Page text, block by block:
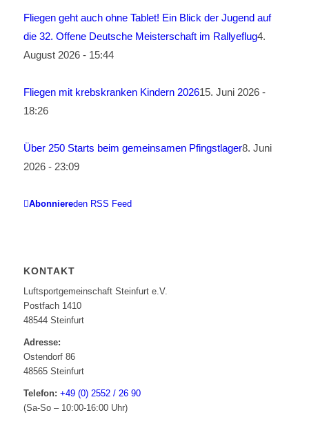
Fliegen geht auch ohne Tablet! Ein Blick der Jugend auf
die 32. Offene Deutsche Meisterschaft im Rallyeflug4.
August 2026 - 15:44
Fliegen mit krebskranken Kindern 202615. Juni 2026 -
18:26
Über 250 Starts beim gemeinsamen Pfingstlager8. Juni
2026 - 23:09
Abonniereden RSS Feed
KONTAKT
Luftsportgemeinschaft Steinfurt e.V.
Postfach 1410
48544 Steinfurt
Adresse:
Ostendorf 86
48565 Steinfurt
Telefon: +49 (0) 2552 / 26 90
(Sa-So – 10:00-16:00 Uhr)